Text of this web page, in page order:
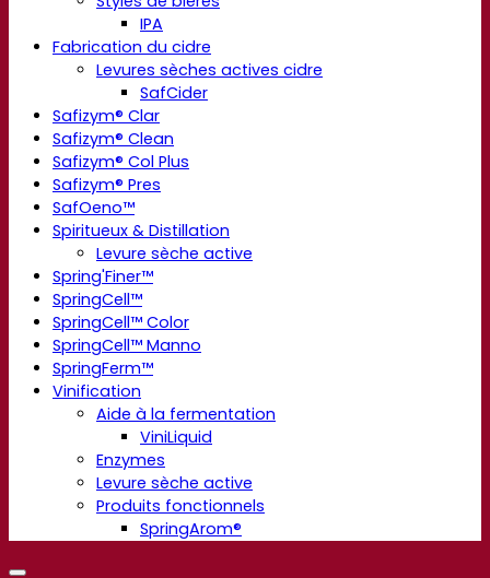
IPA
Fabrication du cidre
Levures sèches actives cidre
SafCider
Safizym® Clar
Safizym® Clean
Safizym® Col Plus
Safizym® Pres
SafOeno™
Spiritueux & Distillation
Levure sèche active
Spring'Finer™
SpringCell™
SpringCell™ Color
SpringCell™ Manno
SpringFerm™
Vinification
Aide à la fermentation
ViniLiquid
Enzymes
Levure sèche active
Produits fonctionnels
SpringArom®